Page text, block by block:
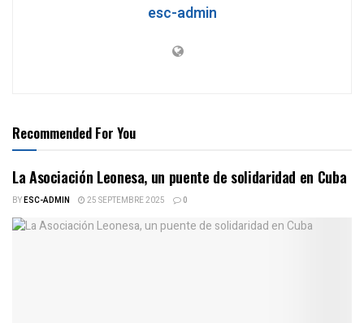
esc-admin
Recommended For You
La Asociación Leonesa, un puente de solidaridad en Cuba
BYESC-ADMIN 25 SEPTEMBRE 2025 0